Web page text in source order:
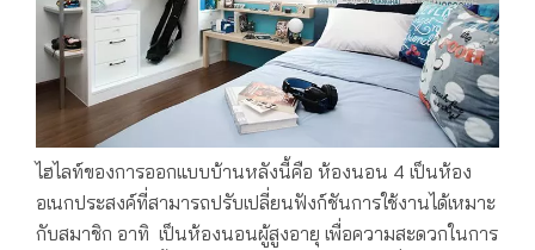
ไฮไลท์ของการออกแบบบ้านหลังนี้คือ ห้องนอน 4 เป็นห้อง
อเนกประสงค์ที่สามารถปรับเปลี่ยนฟังก์ชันการใช้งานได้เหมาะ
กับสมาชิก อาทิ เป็นห้องนอนผู้สูงอายุ เพื่อความสะดวกในการ